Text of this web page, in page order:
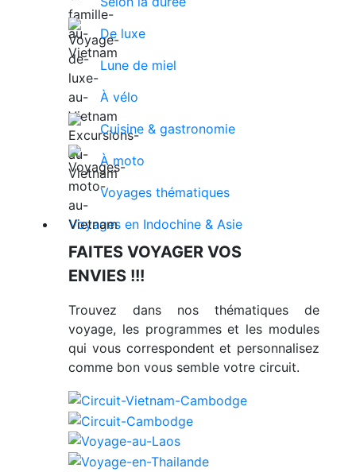
De luxe
Lune de miel
À vélo
Cuisine & gastronomie
À moto
Voyages thématiques
Voyages en Indochine & Asie
FAITES VOYAGER VOS
ENVIES !!!
Trouvez dans nos thématiques de
voyage, les programmes et les modules
qui vous correspondent et personnalisez
comme bon vous semble votre circuit.